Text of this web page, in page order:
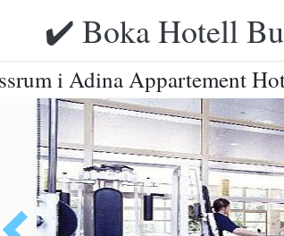
✔️ Boka Hotell
i Adina Appartement